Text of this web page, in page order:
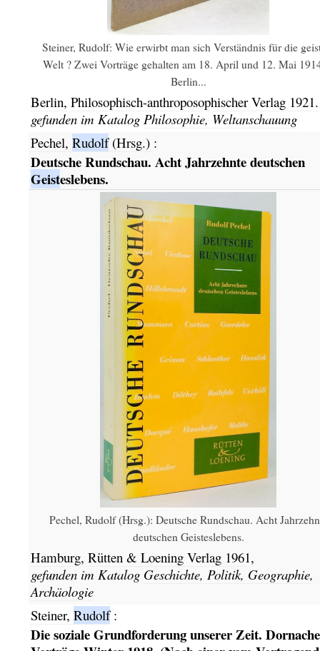
Steiner, Rudolf: Wie erwirbt man sich Verständnis für die
Welt ? Zwei Vorträge gehalten am 18. April und 12. Mai
Berlin...
Berlin, Philosophisch-anthroposophischer Verlag 1921.
gefunden im Katalog Philosophie, Weltanschauung
Pechel, Rudolf(Hrsg.):
Deutsche Rundschau. Acht Jahrzehnte deutschen
Geisteslebens.
Pechel, Rudolf (Hrsg.): Deutsche Rundschau. Acht
deutschen Geisteslebens.
Hamburg, Rütten & Loening Verlag 1961,
gefunden im Katalog Geschichte, Politik, Geographie,
Archäologie
Steiner, Rudolf:
Die soziale Grundforderung unserer Zeit.